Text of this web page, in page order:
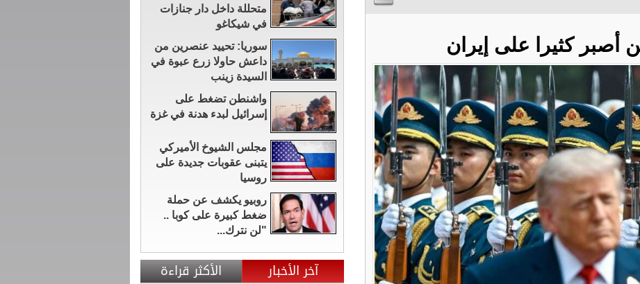
أصبر كثيرا على إيران
متحللة داخل دار جنازات
في شيكاغو
سوريا: تحييد عنصرين من
داعش حاولا زرع عبوة في
السيدة زينب
واشنطن تضغط على
إسرائيل لبدء هدنة في غزة
مجلس الشيوخ الأميركي
يتبنى عقوبات جديدة على
روسيا
روبيو يكشف عن حملة
ضغط كبيرة على كوبا ..
"لن نترك...
آخر الأخبار الأكثر قراءة